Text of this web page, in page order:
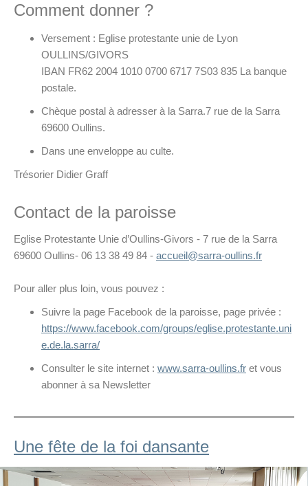
Comment donner ?
Versement : Eglise protestante unie de Lyon
OULLINS/GIVORS
IBAN FR62 2004 1010 0700 6717 7S03 835 La banque
postale.
Chèque postal à adresser à la Sarra.7 rue de la Sarra
69600 Oullins.
Dans une enveloppe au culte.
Trésorier Didier Graff
Contact de la paroisse
Eglise Protestante Unie d’Oullins-Givors - 7 rue de la Sarra
69600 Oullins- 06 13 38 49 84 - accueil@sarra-oullins.fr
Pour aller plus loin, vous pouvez :
Suivre la page Facebook de la paroisse, page privée :
https://www.facebook.com/groups/eglise.protestante.uni
e.de.la.sarra/
Consulter le site internet : www.sarra-oullins.fr et vous
abonner à sa Newsletter
Une fête de la foi dansante